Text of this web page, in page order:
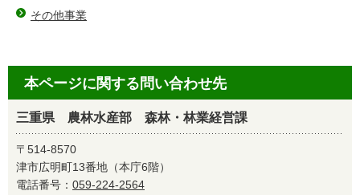
その他事業
本ページに関する問い合わせ先
三重県 農林水産部 森林・林業経営課
〒514-8570
津市広明町13番地（本庁6階）
電話番号： 059-224-2564